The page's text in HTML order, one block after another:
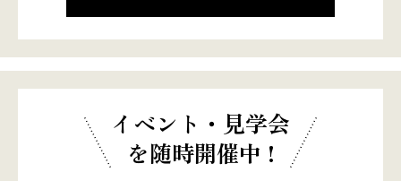
イベント・見学会
を随時開催中 !